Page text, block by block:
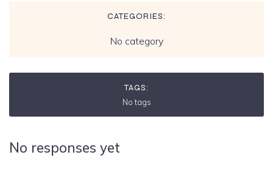
CATEGORIES:
No category
TAGS:
No tags
No responses yet